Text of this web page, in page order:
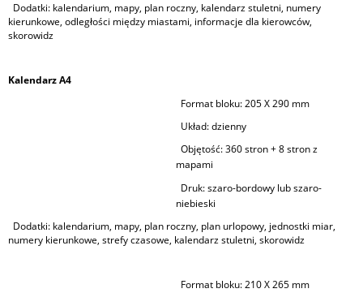
Dodatki: kalendarium, mapy, plan roczny, kalendarz stuletni, numery
kierunkowe, odległości między miastami, informacje dla kierowców,
skorowidz
Kalendarz A4
Format bloku:205 X 290 mm
Układ: dzienny
Objętość:360 stron + 8 stron z
mapami
Druk:szaro-bordowy lub szaro-
niebieski
Dodatki: kalendarium, mapy, plan roczny, plan urlopowy, jednostki miar,
numery kierunkowe, strefy czasowe, kalendarz stuletni, skorowidz
Format bloku:210 X 265 mm